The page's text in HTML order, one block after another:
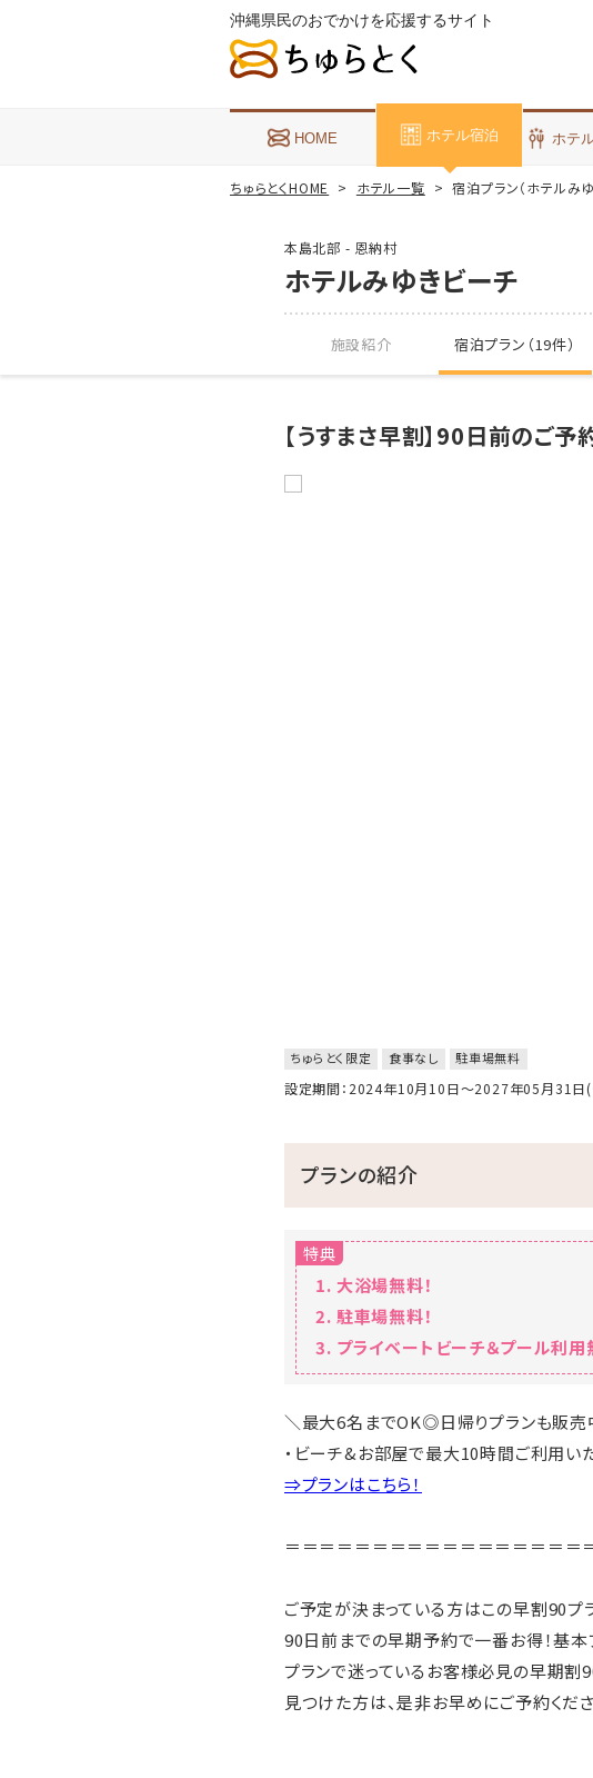
沖縄県民のおでかけを応援するサイト
HOME ホテル宿泊 ホテ
ちゅらとくHOME ホテル一覧 宿泊プラン（ホテルみ
本島北部 - 恩納村
ホテルみゆきビーチ
施設紹介 宿泊プラン（19件）
【うすまさ早割】90日前のご
ちゅらとく限定 食事なし 駐車場無料
設定期間：2024年10月10日～2027年05月31日
プランの紹介
特典
大浴場無料！
駐車場無料！
プライベートビーチ＆プール利用
＼最大6名までOK◎日帰りプランも販売
・ビーチ&お部屋で最大10時間ご利用
⇒プランはこちら！
＝＝＝＝＝＝＝＝＝＝＝＝＝＝＝＝＝
ご予定が決まっている方はこの早割90プ
90日前までの早期予約で一番お得！基本
プランで迷っているお客様必見の早期割
見つけた方は、是非お早めにご予約くだ